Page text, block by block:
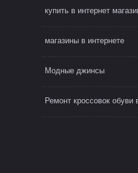
купить в интернет
магазины в интернете
Модные джинсы
Ремонт кроссовок